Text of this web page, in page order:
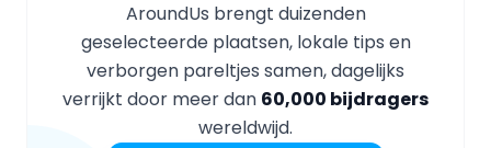
AroundUs brengt duizenden
geselecteerde plaatsen, lokale tips en
verborgen pareltjes samen, dagelijks
verrijkt door meer dan 60,000 bijdragers
wereldwijd.